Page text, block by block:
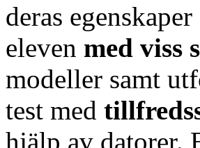
deras
eleven med viss
modeller samt
test med
hjälp av datorer.